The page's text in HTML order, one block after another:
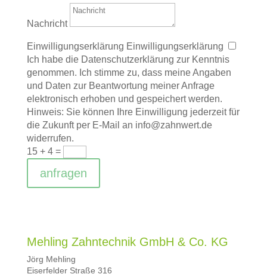
Nachricht
Einwilligungserklärung Einwilligungserklärung
Ich habe die Datenschutzerklärung zur Kenntnis
genommen. Ich stimme zu, dass meine Angaben
und Daten zur Beantwortung meiner Anfrage
elektronisch erhoben und gespeichert werden.
Hinweis: Sie können Ihre Einwilligung jederzeit für
die Zukunft per E-Mail an info@zahnwert.de
widerrufen.
15 + 4=
anfragen
Mehling Zahntechnik GmbH & Co. KG
Jörg Mehling
Eiserfelder Straße 316